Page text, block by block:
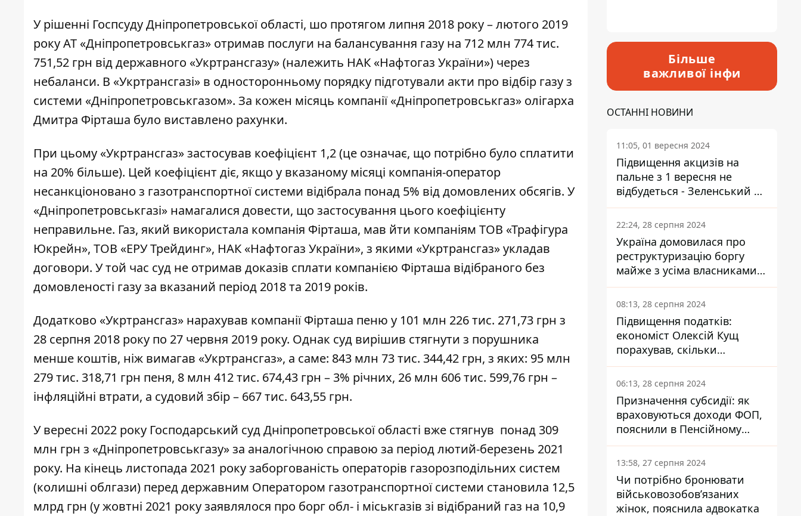
Урішенні Госпсуду Дніпропетровської області, шо протягом липня 2018 року – лютого 2019
року АТ «Дніпропетровськгаз» отримав послуги на балансування газу на 712 млн 774 тис.
751,52 грн від державного «Укртрансгазу» (належить НАК «Нафтогаз України») через
небаланси. В «Укртрансгазі» в односторонньому порядку підготували акти про відбір газу з
системи «Дніпропетровськгазом». За кожен місяць компанії «Дніпропетровськгаз» олігарха
Дмитра Фірташа було виставлено рахунки.
При цьому «Укртрансгаз» застосував коефіцієнт 1,2 (це означає, що потрібно було сплатити
на 20% більше). Цей коефіцієнт діє, якщо у вказаному місяці компанія-оператор
несанкціоновано з газотранспортної системи відібрала понад 5% від домовлених обсягів. У
«Дніпропетровськгазі» намагалися довести, що застосування цього коефіцієнту
неправильне. Газ, який використала компанія Фірташа, мав йти компаніям ТОВ «Трафігура
Юкрейн», ТОВ «ЕРУ Трейдинг», НАК «Нафтогаз України», з якими «Укртрансгаз» укладав
договори. У той час суд не отримав доказів сплати компанією Фірташа відібраного без
домовленості газу за вказаний період 2018 та 2019 років.
Додатково «Укртрансгаз» нарахував компанії Фірташа пеню у 101 млн 226 тис. 271,73 грн з
28 серпня 2018 року по 27 червня 2019 року. Однак суд вирішив стягнути з порушника
менше коштів, ніж вимагав «Укртрансгаз», а саме: 843 млн 73 тис. 344,42 грн, з яких: 95 млн
279 тис. 318,71 грн пеня, 8 млн 412 тис. 674,43 грн – 3% річних, 26 млн 606 тис. 599,76 грн –
інфляційні втрати, а судовий збір – 667 тис. 643,55 грн.
У вересні 2022 року Господарський суд Дніпропетровської області вже стягнув понад 309
млн грн з «Дніпропетровськгазу» за аналогічною справою за період лютий-березень 2021
року. На кінець листопада 2021 року заборгованість операторів газорозподільних систем
(колишні облгази) перед державним Оператором газотранспортної системи становила 12,5
млрд грн (у жовтні 2021 року заявлялося про борг обл- і міськгазів зі відібраний газ на 10,9
Більше
важливої інфи
ОСТАННІ НОВИНИ
11:05, 01 вересня 2024
Підвищення акцизів на
пальне з 1 вересня не
відбудеться - Зеленський не
підписав закон
22:24, 28 серпня 2024
Україна домовилася про
реструктуризацію боргу
майже з усіма власниками
єврооблігацій: що це
означає для країни
08:13, 28 серпня 2024
Підвищення податків:
економіст Олексій Кущ
порахував, скільки
заплатить кожен українець
06:13, 28 серпня 2024
Призначення субсидії: як
враховуються доходи ФОП,
пояснили в Пенсійному
фонді
13:58, 27 серпня 2024
Чи потрібно бронювати
військовозобов’язаних
жінок, пояснила адвокатка